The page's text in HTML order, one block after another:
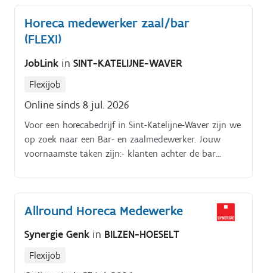
Horeca medewerker zaal/bar
(FLEXI)
JobLink in SINT-KATELIJNE-WAVER
Flexijob
Online sinds 8 jul. 2026
Voor een horecabedrijf in Sint-Katelijne-Waver zijn we
op zoek naar een Bar- en zaalmedewerker. Jouw
voornaamste taken zijn:- klanten achter de bar
brengen aan tafel;- afruimen van tafels;- klanten
vriendelijk ontvangen (klant staat centraal).
Allround Horeca Medewerke
Synergie Genk in BILZEN-HOESELT
Flexijob